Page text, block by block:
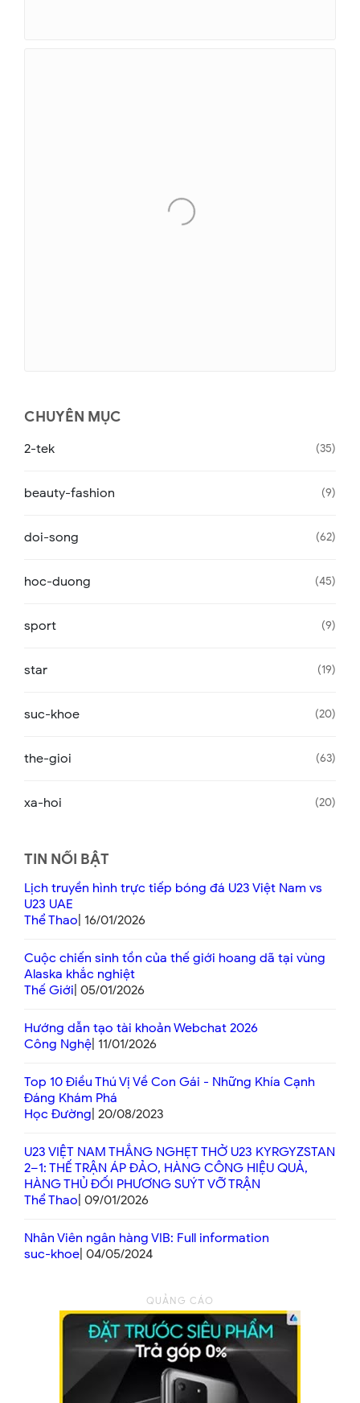
CHUYÊN MỤC
2-tek 35
beauty-fashion 9
doi-song 62
hoc-duong 45
sport 9
star 19
suc-khoe 20
the-gioi 63
xa-hoi 20
TIN NỔI BẬT
Lịch truyền hình trực tiếp bóng đá U23 Việt Nam vs
U23 UAE
Thể Thao | 16/01/2026
Cuộc chiến sinh tồn của thế giới hoang dã tại vùng
Alaska khắc nghiệt
Thế Giới | 05/01/2026
Hướng dẫn tạo tài khoản Webchat 2026
Công Nghệ | 11/01/2026
Top 10 Điều Thú Vị Về Con Gái - Những Khía Cạnh
Đáng Khám Phá
Học Đường | 20/08/2023
U23 VIỆT NAM THẮNG NGHẸT THỞ U23 KYRGYZSTAN
2–1: THẾ TRẬN ÁP ĐẢO, HÀNG CÔNG HIỆU QUẢ,
HÀNG THỦ ĐỐI PHƯƠNG SUÝT VỠ TRẬN
Thể Thao | 09/01/2026
Nhân Viên ngân hàng VIB: Full information
suc-khoe | 04/05/2024